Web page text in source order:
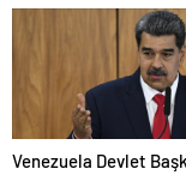
Venezuela Devlet